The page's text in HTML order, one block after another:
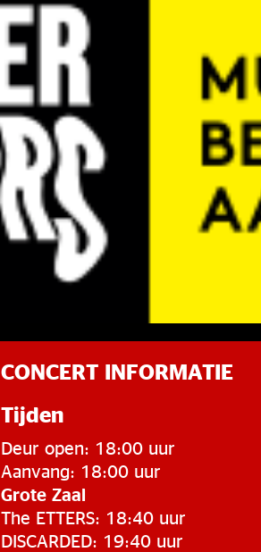
CONCERT INFORMATIE
Tijden
Deur open: 18:00 uur
Aanvang: 18:00 uur
Grote Zaal
The ETTERS: 18:40 uur
DISCARDED: 19:40 uur